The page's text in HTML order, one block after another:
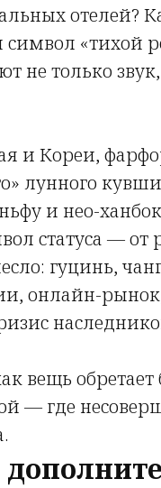
отелей?
«тихой
не только
и Кореи,
лунного
и нео-
статуса — от
гуцинь,
онлайн-
вещь
— где